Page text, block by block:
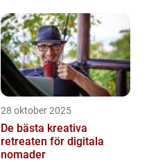
28 oktober 2025
De bästa kreativa
retreaten för digitala
nomader